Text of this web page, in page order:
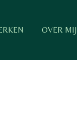
OVER MIJ